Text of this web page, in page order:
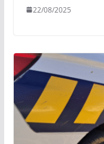
22/08/2025